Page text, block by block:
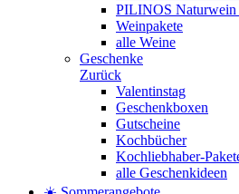
PILINOS Naturwein
Weinpakete
alle Weine
Geschenke
Zurück
Valentinstag
Geschenkboxen
Gutscheine
Kochbücher
Kochliebhaber-
alle Geschenkideen